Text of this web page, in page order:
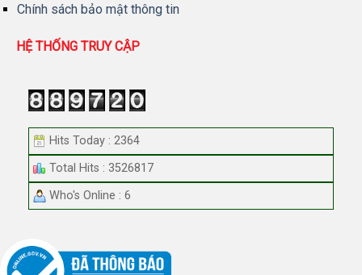
Chính sách bảo mật thông tin
HỆ THỐNG TRUY CẬP
Hits Today : 2364
Total Hits : 3526817
Who's Online : 6